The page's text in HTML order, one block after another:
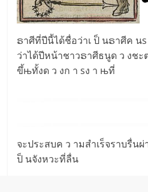
ຣาศีที่ปีนี้ได้ชื่อว่าเ ป็ นຣาศีค น
ว่าได้ปีหน้าชาวຣาศีธนูด ว งชะ
ขึ้њทั้งด ว งก า sง า њที่
จะประสบค ว ามสำเร็จราบรื่นผ่
ป็ นจังหวะที่ลื่น